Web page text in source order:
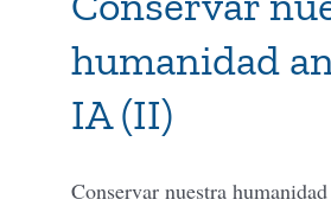
humanidad
IA (II)
Conservar nuestra